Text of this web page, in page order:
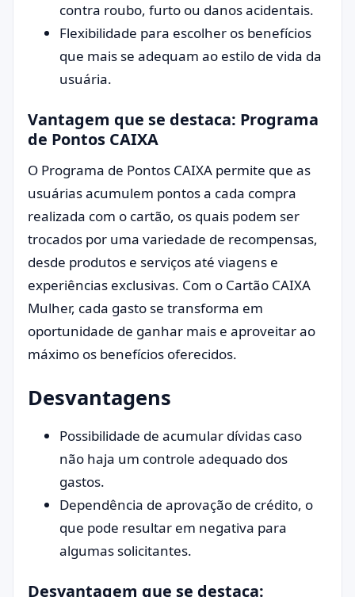
contra roubo, furto ou danos acidentais.
Flexibilidade para escolher os benefícios
que mais se adequam ao estilo de vida da
usuária.
Vantagem que se destaca: Programa
de Pontos CAIXA
O Programa de Pontos CAIXA permite que as
usuárias acumulem pontos a cada compra
realizada com o cartão, os quais podem ser
trocados por uma variedade de recompensas,
desde produtos e serviços até viagens e
experiências exclusivas. Com o Cartão CAIXA
Mulher, cada gasto se transforma em
oportunidade de ganhar mais e aproveitar ao
máximo os benefícios oferecidos.
Desvantagens
Possibilidade de acumular dívidas caso
não haja um controle adequado dos
gastos.
Dependência de aprovação de crédito, o
que pode resultar em negativa para
algumas solicitantes.
Desvantagem que se destaca: